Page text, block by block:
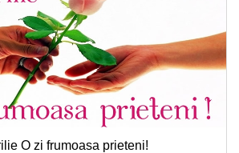
O zi frumoasa prieteni!